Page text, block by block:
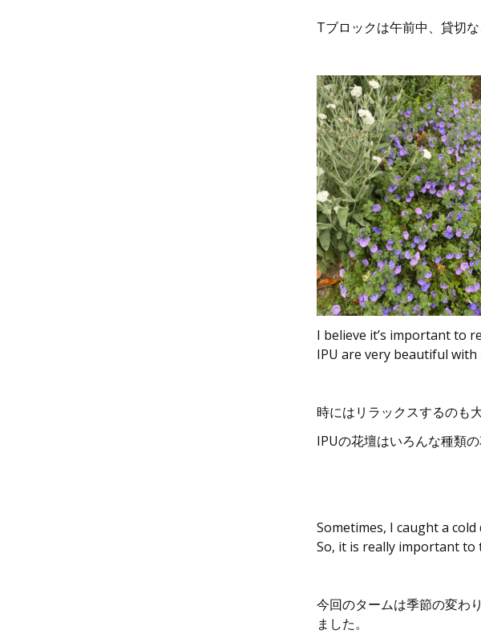
Tブロックは午前中、貸切
I believe it’s important to
IPU are very beautiful
時にはリラックスするのも
IPUの花壇はいろんな種類
Sometimes, I caught a
So, it is really important to
今回のタームは季節の変わ
ました。